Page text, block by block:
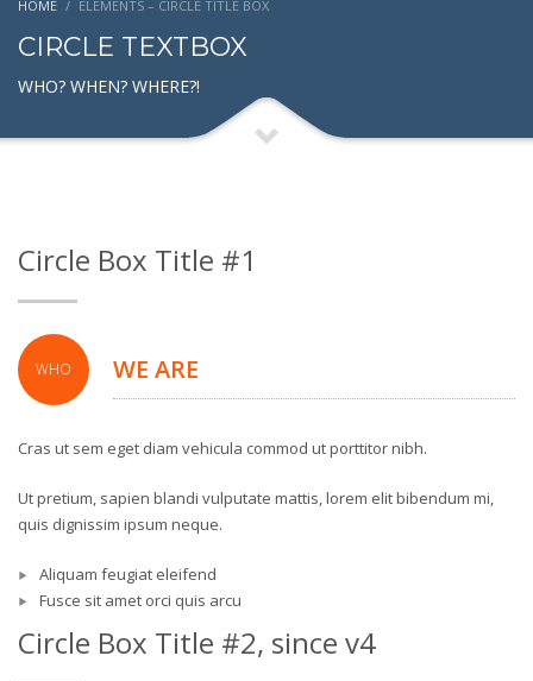
HOME ELEMENTS – CIRCLE TITLE BOX
CIRCLE TEXTBOX
WHO? WHEN? WHERE?!
Circle Box Title #1
WHO WE ARE
Cras ut sem eget diam vehicula commod ut porttitor nibh.
Ut pretium, sapien blandi vulputate mattis, lorem elit bibendum mi,
quis dignissim ipsum neque.
Aliquam feugiat eleifend
Fusce sit amet orci quis arcu
Circle Box Title #2, since v4